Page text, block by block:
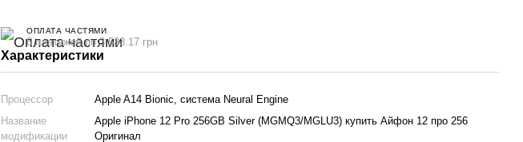
ОПЛАТА ЧАСТЯМИ
6 платежей по 3 533.17 грн
Характеристики
Процессор
Apple A14 Bionic, система Neural Engine
Название
модификации
Apple iPhone 12 Pro 256GB Silver (MGMQ3/MGLU3) купить Айфон 12 про 256
Оригинал